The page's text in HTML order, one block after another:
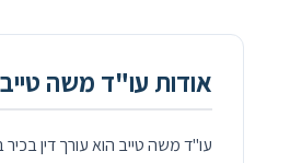
אודות עו"ד משה טייב
עו"ד משה טייב הוא עורך דין